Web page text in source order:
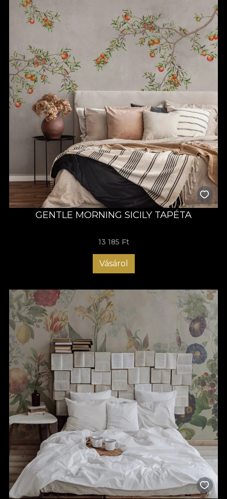
GENTLE MORNING SICILY TAPÉTA
13 185 Ft
Vásárol